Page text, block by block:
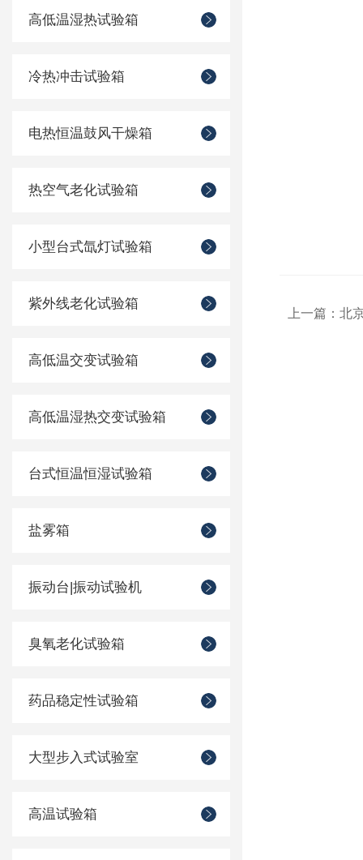
高低温湿热试验箱
冷热冲击试验箱
电热恒温鼓风干燥箱
热空气老化试验箱
小型台式氙灯试验箱
紫外线老化试验箱
高低温交变试验箱
高低温湿热交变试验箱
台式恒温恒湿试验箱
盐雾箱
振动台|振动试验机
臭氧老化试验箱
药品稳定性试验箱
大型步入式试验室
高温试验箱
上一篇： 北